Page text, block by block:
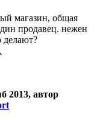
магазин, общая
продавец. нежен
делают?
2013, автор